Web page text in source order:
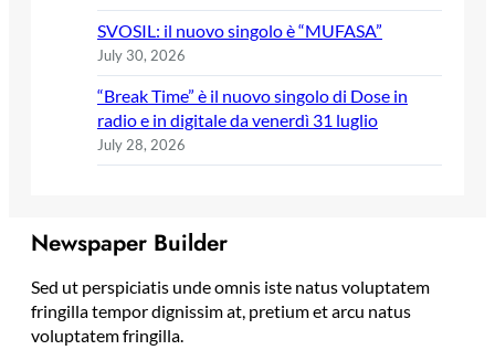
SVOSIL: il nuovo singolo è “MUFASA”
July 30, 2026
“Break Time” è il nuovo singolo di Dose in
radio e in digitale da venerdì 31 luglio
July 28, 2026
Newspaper Builder
Sed ut perspiciatis unde omnis iste natus voluptatem
fringilla tempor dignissim at, pretium et arcu natus
voluptatem fringilla.